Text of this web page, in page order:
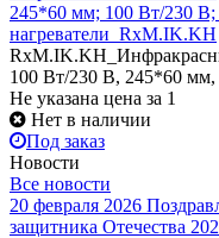
245*60 мм; 100 Вт/230
нагреватели_RxM.IK.KH
100 Вт/230 В, 245*60
Не указана цена за 1
Нет в наличии
Под заказ
Новости
Все новости
20 февраля 2026
защитника Отечества